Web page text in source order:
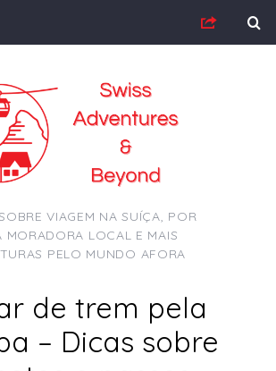
VIAGEM NA SUÍÇA, POR
MORADORA LOCAL E MAIS
PELO MUNDO AFORA
de trem pela
– Dicas sobre